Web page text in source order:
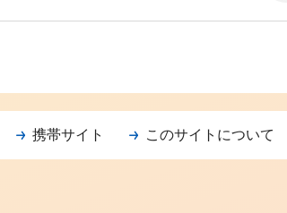
携帯サイト このサイトについて